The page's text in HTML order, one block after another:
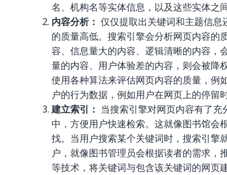
名、机构名等实体信息，以及这些实体之间
内容分析： 仅仅提取出关键词和主题信
的质量高低。搜索引擎会分析网页内容的
容、信息量大的内容、逻辑清晰的内容，
量的内容、用户体验差的内容，则会被降
使用各种算法来评估网页内容的质量，例
户的行为数据，例如用户在网页上的停留
建立索引： 当搜索引擎对网页内容有了
中，方便用户快速检索。这就像图书馆会
找。当用户搜索某个关键词时，搜索引擎
户，就像图书管理员会根据读者的需求，
等技术，将关键词与包含该关键词的网页